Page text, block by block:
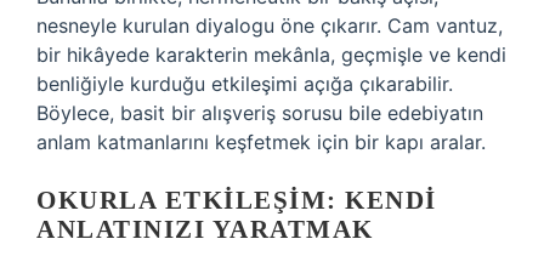
nesneyle kurulan diyalogu öne çıkarır. Cam vantuz,
bir hikâyede karakterin mekânla, geçmişle ve kendi
benliğiyle kurduğu etkileşimi açığa çıkarabilir.
Böylece, basit bir alışveriş sorusu bile edebiyatın
anlam katmanlarını keşfetmek için bir kapı aralar.
OKURLA ETKILEŞIM: KENDI
ANLATINIZI YARATMAK